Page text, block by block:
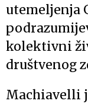
utemeljenja
kolektivni
društvenog
Machiavelli